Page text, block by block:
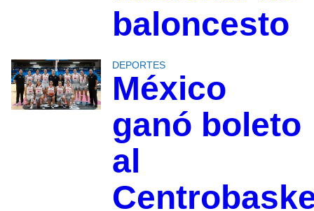
baloncesto
DEPORTES
México
ganó boleto
al